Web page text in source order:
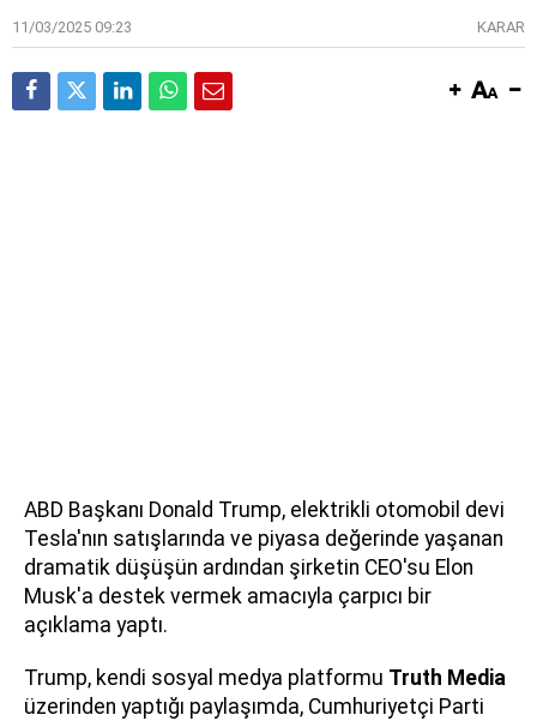
11/03/2025 09:23 KARAR
ABD Başkanı Donald Trump, elektrikli otomobil devi
Tesla'nın satışlarında ve piyasa değerinde yaşanan
dramatik düşüşün ardından şirketin CEO'su Elon
Musk'a destek vermek amacıyla çarpıcı bir
açıklama yaptı.
Trump, kendi sosyal medya platformu Truth Media
üzerinden yaptığı paylaşımda, Cumhuriyetçi Parti